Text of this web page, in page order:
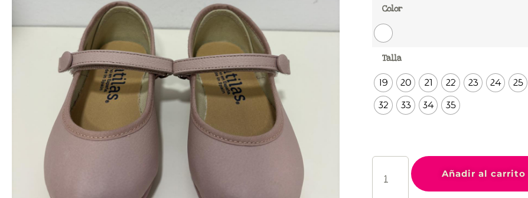
Color
Talla
19 20 21 22 23 24 25
32
33 34 35
Añadir al carrito